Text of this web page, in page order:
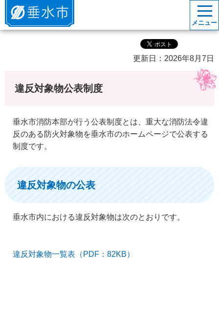
垂水市
メニュー
更新日：2026年8月7日
違反対象物公表制度
垂水市消防本部が行う公表制度とは、重大な消防法令違
反のある防火対象物を垂水市のホームページで公表する
制度です。
違反対象物の公表
垂水市内における違反対象物は次のとおりです。
違反対象物一覧表（PDF：82KB）